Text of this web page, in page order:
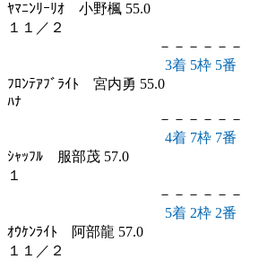
ﾔﾏﾆﾝﾘｰﾘｵ 小野楓 55.0
１１／２
－－－－－－
3着 5枠 5番
ﾌﾛﾝﾃｱﾌﾞﾗｲﾄ 宮内勇 55.0
ﾊﾅ
－－－－－－
4着 7枠 7番
ｼｬｯﾌﾙ 服部茂 57.0
１
－－－－－－
5着 2枠 2番
ｵｳｹﾝﾗｲﾄ 阿部龍 57.0
１１／２